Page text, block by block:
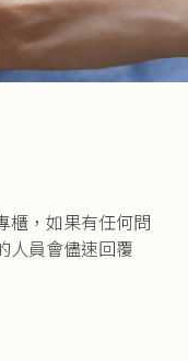
櫃，如果有任何問
人員會儘速回覆